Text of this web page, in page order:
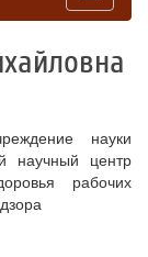
науки
научный центр
рабочих